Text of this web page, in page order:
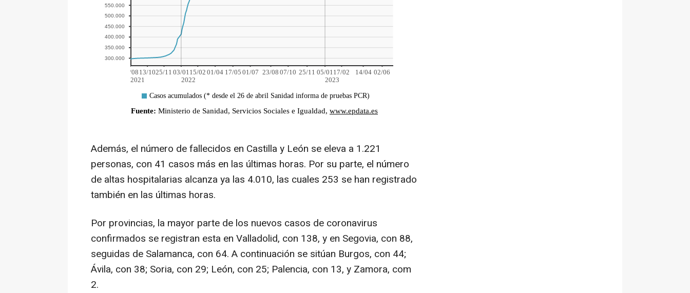
Además, el número de fallecidos en Castilla y León se eleva a 1.221
personas, con 41 casos más en las últimas horas. Por su parte, el número
de altas hospitalarias alcanza ya las 4.010, las cuales 253 se han registrado
también en las últimas horas.
Por provincias, la mayor parte de los nuevos casos de coronavirus
confirmados se registran esta en Valladolid, con 138, y en Segovia, con 88,
seguidas de Salamanca, con 64. A continuación se sitúan Burgos, con 44;
Ávila, con 38; Soria, con 29; León, con 25; Palencia, con 13, y Zamora, com
2.